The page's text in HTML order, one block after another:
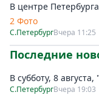
В центре
2 Фото
С.ПетербургВчера 11:25
Последние
В субботу, 8
С.ПетербургВчера 19:03